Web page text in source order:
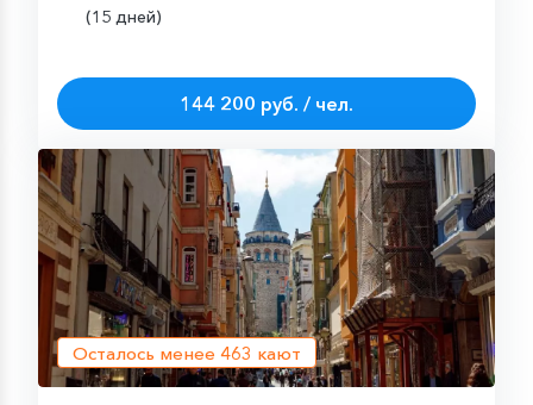
(15 дней)
144 200 руб. / чел.
Осталось менее 463 кают